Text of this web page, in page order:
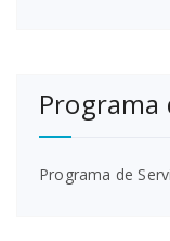
Programa
Programa de